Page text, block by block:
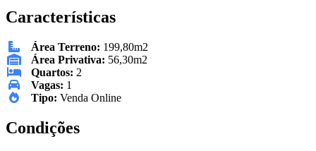
Características
Área Terreno: 199,80m2
Área Privativa: 56,30m2
Quartos: 2
Vagas: 1
Tipo: Venda Online
Condições